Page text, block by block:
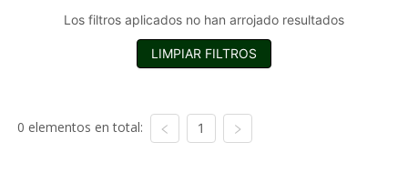
Los filtros aplicados no han arrojado resultados
LIMPIAR FILTROS
0 elementos en total: 1